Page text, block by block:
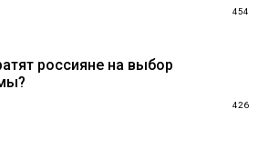
454
россияне на выбор
426